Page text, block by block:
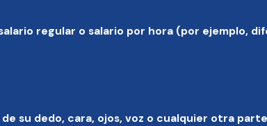
regular o salario por hora (por ejemplo,
su dedo, cara, ojos, voz o cualquier otra